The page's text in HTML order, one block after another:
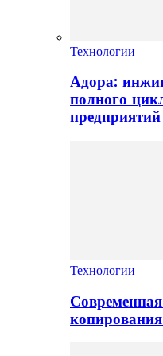
Технологии
Адора:
полного
предприятий
Технологии
Современная